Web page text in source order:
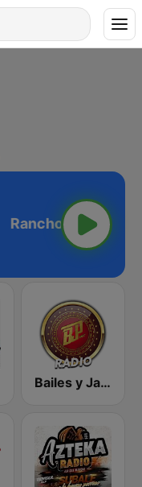
Bailes y Jaripeos Potosinos